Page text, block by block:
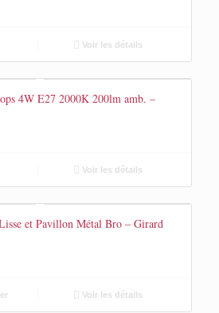
Voir les détails
4W E27 2000K 200lm amb. –
Voir les détails
et Pavillon Métal Bro – Girard
Voir les détails